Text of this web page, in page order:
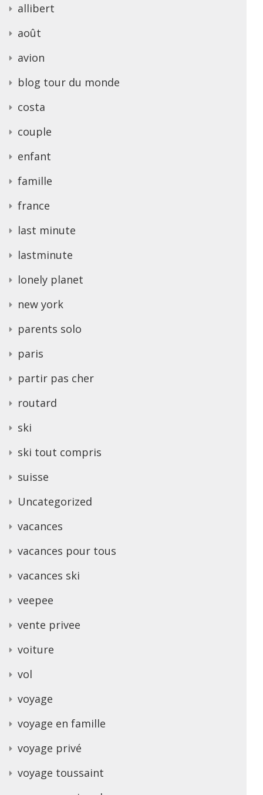
allibert
août
avion
blog tour du monde
costa
couple
enfant
famille
france
last minute
lastminute
lonely planet
new york
parents solo
paris
partir pas cher
routard
ski
ski tout compris
suisse
Uncategorized
vacances
vacances pour tous
vacances ski
veepee
vente privee
voiture
vol
voyage
voyage en famille
voyage privé
voyage toussaint